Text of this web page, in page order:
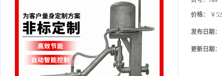
价格： ￥
发布日期：
更新日期：